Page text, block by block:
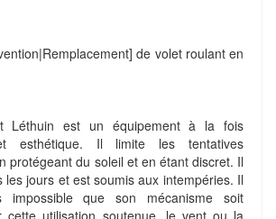
de volet roulant en
Léthuin est un équipement à la fois
esthétique. Il limite les tentatives
protégeant du soleil et en étant discret. Il
les jours et est soumis aux intempéries. Il
impossible que son mécanisme soit
cette utilisation soutenue, le vent ou la